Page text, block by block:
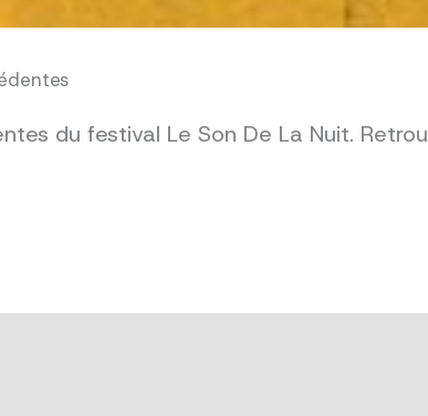
du festival Le Son De La Nuit.